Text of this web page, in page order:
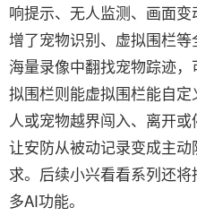
响提示、无人监测、画面
增了宠物识别、虚拟围栏
海量录像中翻找宠物踪迹
拟围栏则能虚拟围栏能自
人或宠物越界闯入、离开或
让安防从被动记录变成主
求。后续小兴看看系列还
多AI功能。